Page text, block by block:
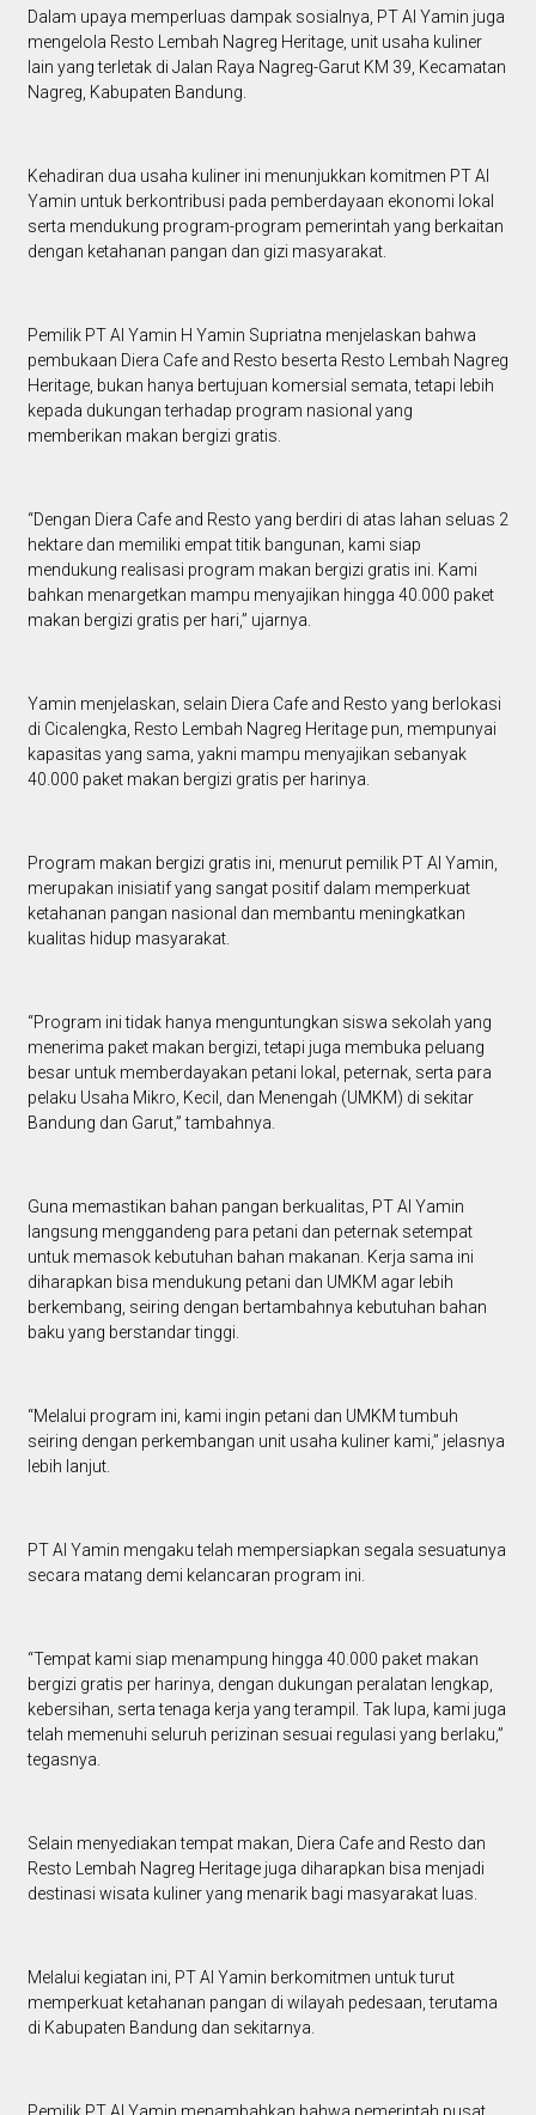
Dalam upaya memperluas dampak sosialnya, PT Al Yamin juga
mengelola Resto Lembah Nagreg Heritage, unit usaha kuliner
lain yang terletak di Jalan Raya Nagreg-Garut KM 39, Kecamatan
Nagreg, Kabupaten Bandung.
Kehadiran dua usaha kuliner ini menunjukkan komitmen PT Al
Yamin untuk berkontribusi pada pemberdayaan ekonomi lokal
serta mendukung program-program pemerintah yang berkaitan
dengan ketahanan pangan dan gizi masyarakat.
Pemilik PT Al Yamin H Yamin Supriatna menjelaskan bahwa
pembukaan Diera Cafe and Resto beserta Resto Lembah Nagreg
Heritage, bukan hanya bertujuan komersial semata, tetapi lebih
kepada dukungan terhadap program nasional yang
memberikan makan bergizi gratis.
“Dengan Diera Cafe and Resto yang berdiri di atas lahan seluas 2
hektare dan memiliki empat titik bangunan, kami siap
mendukung realisasi program makan bergizi gratis ini. Kami
bahkan menargetkan mampu menyajikan hingga 40.000 paket
makan bergizi gratis per hari,” ujarnya.
Yamin menjelaskan, selain Diera Cafe and Resto yang berlokasi
di Cicalengka, Resto Lembah Nagreg Heritage pun, mempunyai
kapasitas yang sama, yakni mampu menyajikan sebanyak
40.000 paket makan bergizi gratis per harinya.
Program makan bergizi gratis ini, menurut pemilik PT Al Yamin,
merupakan inisiatif yang sangat positif dalam memperkuat
ketahanan pangan nasional dan membantu meningkatkan
kualitas hidup masyarakat.
“Program ini tidak hanya menguntungkan siswa sekolah yang
menerima paket makan bergizi, tetapi juga membuka peluang
besar untuk memberdayakan petani lokal, peternak, serta para
pelaku Usaha Mikro, Kecil, dan Menengah (UMKM) di sekitar
Bandung dan Garut,” tambahnya.
Guna memastikan bahan pangan berkualitas, PT Al Yamin
langsung menggandeng para petani dan peternak setempat
untuk memasok kebutuhan bahan makanan. Kerja sama ini
diharapkan bisa mendukung petani dan UMKM agar lebih
berkembang, seiring dengan bertambahnya kebutuhan bahan
baku yang berstandar tinggi.
“Melalui program ini, kami ingin petani dan UMKM tumbuh
seiring dengan perkembangan unit usaha kuliner kami,” jelasnya
lebih lanjut.
PT Al Yamin mengaku telah mempersiapkan segala sesuatunya
secara matang demi kelancaran program ini.
“Tempat kami siap menampung hingga 40.000 paket makan
bergizi gratis per harinya, dengan dukungan peralatan lengkap,
kebersihan, serta tenaga kerja yang terampil. Tak lupa, kami juga
telah memenuhi seluruh perizinan sesuai regulasi yang berlaku,”
tegasnya.
Selain menyediakan tempat makan, Diera Cafe and Resto dan
Resto Lembah Nagreg Heritage juga diharapkan bisa menjadi
destinasi wisata kuliner yang menarik bagi masyarakat luas.
Melalui kegiatan ini, PT Al Yamin berkomitmen untuk turut
memperkuat ketahanan pangan di wilayah pedesaan, terutama
di Kabupaten Bandung dan sekitarnya.
Pemilik PT Al Yamin menambahkan bahwa pemerintah pusat